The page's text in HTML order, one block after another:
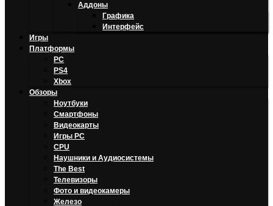
Аддоны
Графика
Интерфейс
Игры
Платформы
PC
PS4
Xbox
Обзоры
Ноутбуки
Смартфоны
Видеокарты
Игры PC
CPU
Наушники и Аудиосистемы
The Best
Телевизоры
Фото и видеокамеры
Железо